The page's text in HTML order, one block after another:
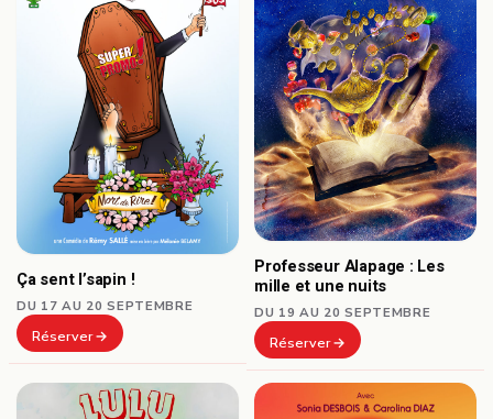
Ça sent l’sapin !
DU 17 AU 20 SEPTEMBRE
Réserver
Professeur Alapage : Les
mille et une nuits
DU 19 AU 20 SEPTEMBRE
Réserver